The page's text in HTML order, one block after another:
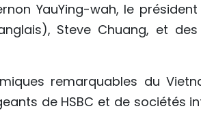
YauYing-wah, le
Steve Chuang, et
remarquables du
de HSBC et de sociétés